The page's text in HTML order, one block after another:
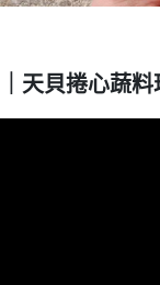
｜天貝捲心蔬